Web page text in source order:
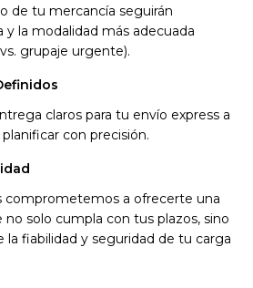
de tu mercancía seguirán
la modalidad más adecuada
grupaje urgente).
claros para tu envío express a
con precisión.
comprometemos a ofrecerte una
solo cumpla con tus plazos, sino
la fiabilidad y seguridad de tu carga